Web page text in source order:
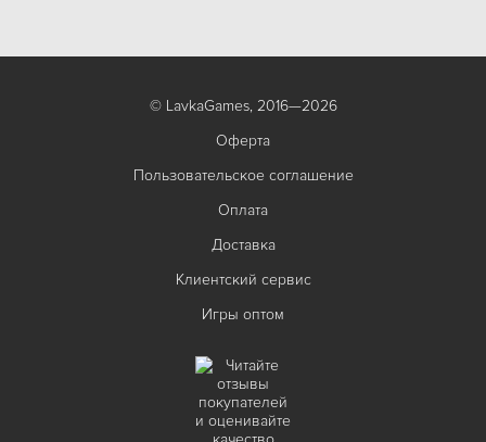
© LavkaGames, 2016—2026
Оферта
Пользовательское соглашение
Оплата
Доставка
Клиентский сервис
Игры оптом